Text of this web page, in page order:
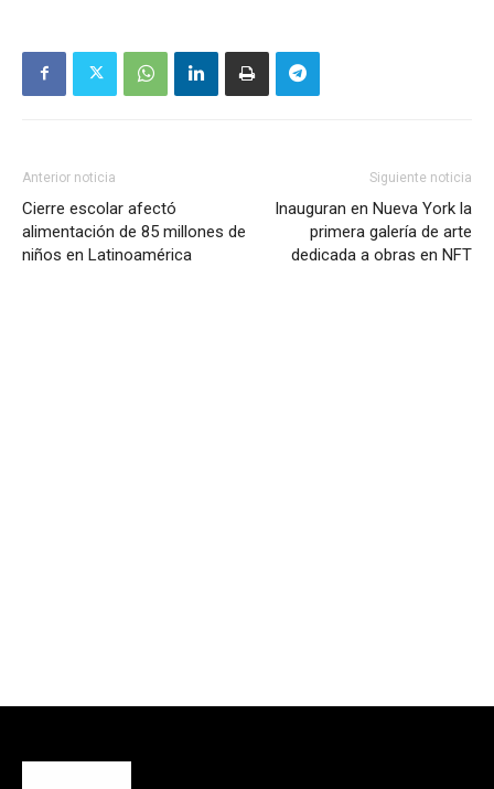
Anterior noticia
Cierre escolar afectó
alimentación de 85 millones de
niños en Latinoamérica
Siguiente noticia
Inauguran en Nueva York la
primera galería de arte
dedicada a obras en NFT